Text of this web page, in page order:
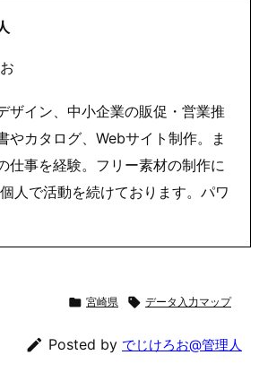
ザイン、中小企業の販促・営業推
やカタログ、Webサイト制作。ま
仕事を経験。フリー素材の制作に
人で活動を続けております。パワ
 宮崎県  データ入力マップ
 Posted by でじけろお@管理人